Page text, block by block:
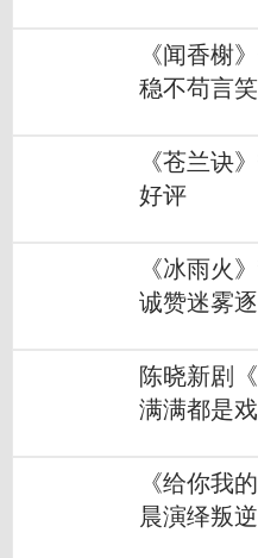
《闻香榭
稳不苟言
《苍兰诀
好评
《冰雨火
诚赞迷雾
陈晓新剧
满满都是戏
《给你我
晨演绎叛